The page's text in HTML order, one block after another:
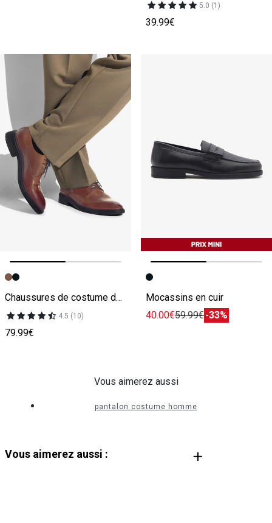
5.0 (1)
39.99€
Image précédente
Image suivante
Chaussures de costume derby en cuir
4.5 (10)
79.99€
Image précédente
Image suivante
Mocassins en cuir
40.00€59.99€-33%
Vous aimerez aussi
pantalon costume homme
Vous aimerez aussi :